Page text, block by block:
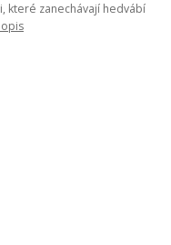
které zanechávají hedvábí